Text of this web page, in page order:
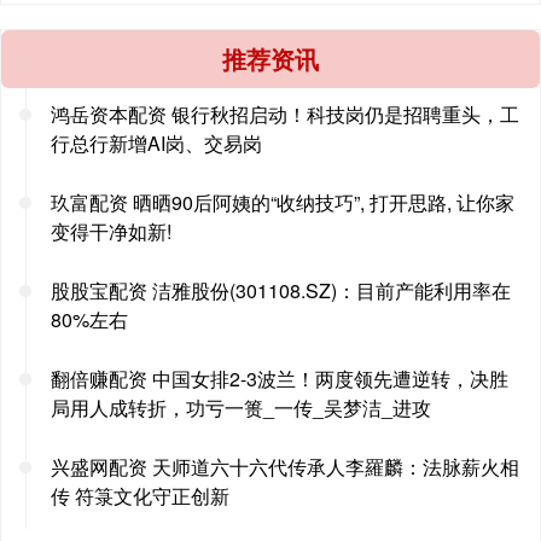
推荐资讯
鸿岳资本配资 银行秋招启动！科技岗仍是招聘重头，工
行总行新增AI岗、交易岗
玖富配资 晒晒90后阿姨的“收纳技巧”, 打开思路, 让你家
变得干净如新!
股股宝配资 洁雅股份(301108.SZ)：目前产能利用率在
80%左右
翻倍赚配资 中国女排2-3波兰！两度领先遭逆转，决胜
局用人成转折，功亏一篑_一传_吴梦洁_进攻
兴盛网配资 天师道六十六代传承人李羅麟：法脉薪火相
传 符箓文化守正创新